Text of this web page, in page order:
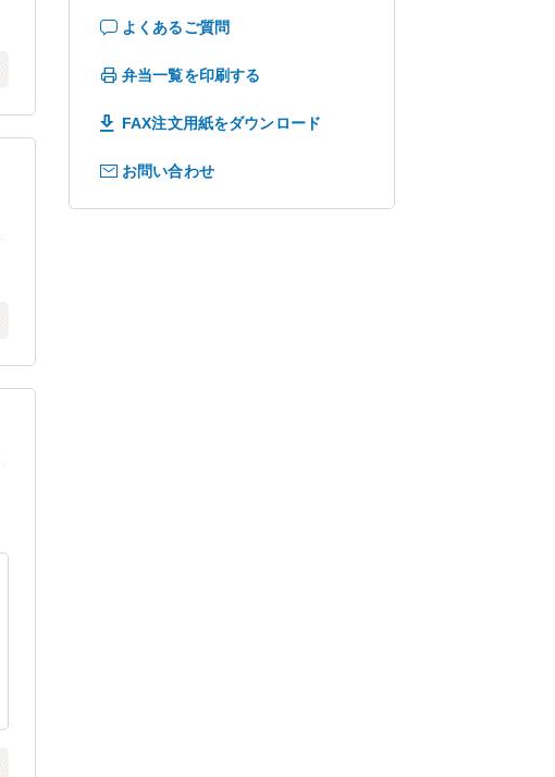
よくあるご質問
弁当一覧を印刷する
FAX注文用紙をダウンロード
お問い合わせ